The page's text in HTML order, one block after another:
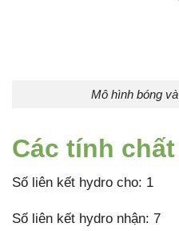
Mô hình bóng
Các tính
Số liên kết hydro cho: 1
Số liên kết hydro nhận: 7